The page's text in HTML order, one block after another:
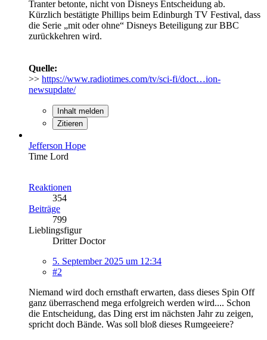
Tranter betonte, nicht von Disneys Entscheidung ab.
Kürzlich bestätigte Phillips beim Edinburgh TV Festival, dass
die Serie „mit oder ohne“ Disneys Beteiligung zur BBC
zurückkehren wird.
Quelle:
>> https://www.radiotimes.com/tv/sci-fi/doct…ion-
newsupdate/
Inhalt melden
Zitieren
Jefferson Hope
Time Lord
Reaktionen
354
Beiträge
799
Lieblingsfigur
Dritter Doctor
5. September 2025 um 12:34
#2
Niemand wird doch ernsthaft erwarten, dass dieses Spin Off
ganz überraschend mega erfolgreich werden wird.... Schon
die Entscheidung, das Ding erst im nächsten Jahr zu zeigen,
spricht doch Bände. Was soll bloß dieses Rumgeeiere?